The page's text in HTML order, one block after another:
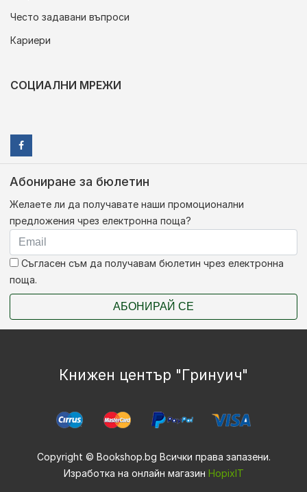
Често задавани въпроси
Кариери
СОЦИАЛНИ МРЕЖИ
Абониране за бюлетин
Желаете ли да получавате наши промоционални
предложения чрез електронна поща?
Съгласен съм да получавам бюлетин чрез електронна
поща.
АБОНИРАЙ СЕ
Книжен център "Гринуич"
Copyright © Bookshop.bg Всички права запазени.
Изработка на онлайн магазин HopixIT